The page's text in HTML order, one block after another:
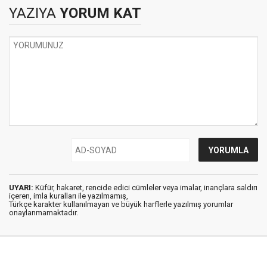
YAZIYA YORUM KAT
UYARI: Küfür, hakaret, rencide edici cümleler veya imalar, inançlara saldırı
içeren, imla kuralları ile yazılmamış,
Türkçe karakter kullanılmayan ve büyük harflerle yazılmış yorumlar
onaylanmamaktadır.